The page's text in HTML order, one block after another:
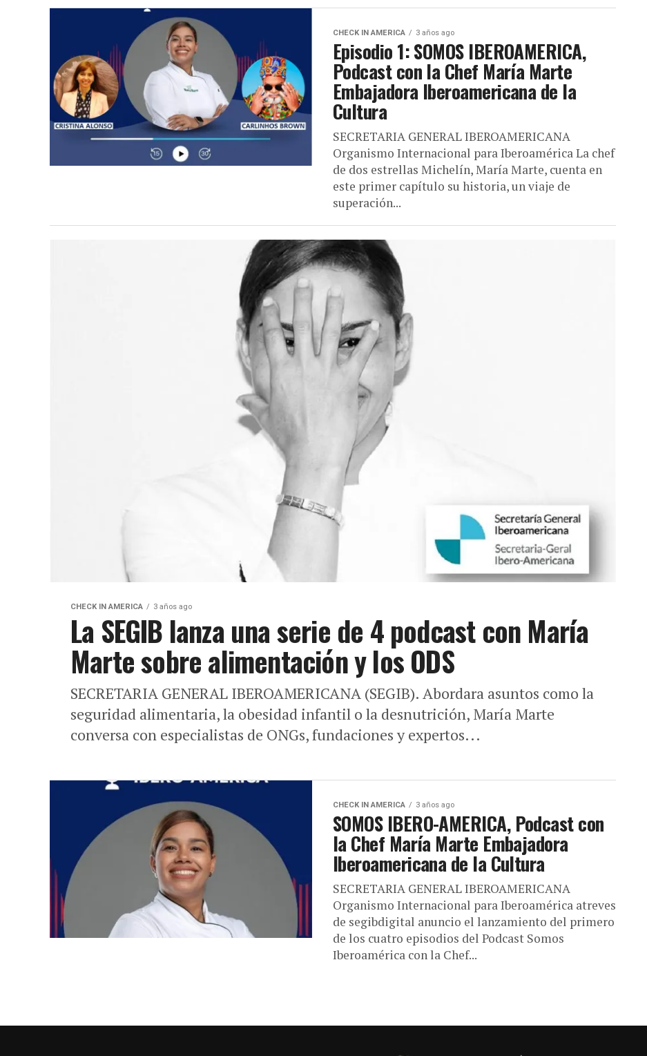
CHECK IN AMERICA 3 años ago
Episodio 1: SOMOS IBEROAMERICA,
Podcast con la Chef María Marte
Embajadora Iberoamericana de la
Cultura
SECRETARIA GENERAL IBEROAMERICANA
Organismo Internacional para Iberoamérica La chef
de dos estrellas Michelín, María Marte, cuenta en
este primer capítulo su historia, un viaje de
superación...
CHECK IN AMERICA 3 años ago
La SEGIB lanza una serie de 4 podcast con María
Marte sobre alimentación y los ODS
SECRETARIA GENERAL IBEROAMERICANA (SEGIB). Abordara asuntos como la
seguridad alimentaria, la obesidad infantil o la desnutrición, María Marte
conversa con especialistas de ONGs, fundaciones y expertos...
CHECK IN AMERICA 3 años ago
SOMOS IBERO-AMERICA, Podcast con
la Chef María Marte Embajadora
Iberoamericana de la Cultura
SECRETARIA GENERAL IBEROAMERICANA
Organismo Internacional para Iberoamérica atreves
de segibdigital anuncio el lanzamiento del primero
de los cuatro episodios del Podcast Somos
Iberoamérica con la Chef...